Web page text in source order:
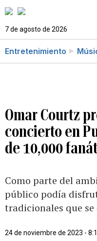
7 de agosto de 2026
Entretenimiento
Omar Courtz
concierto en
de 10,000
Como parte del
público podía
tradicionales que
24 de noviembre de 2023 -